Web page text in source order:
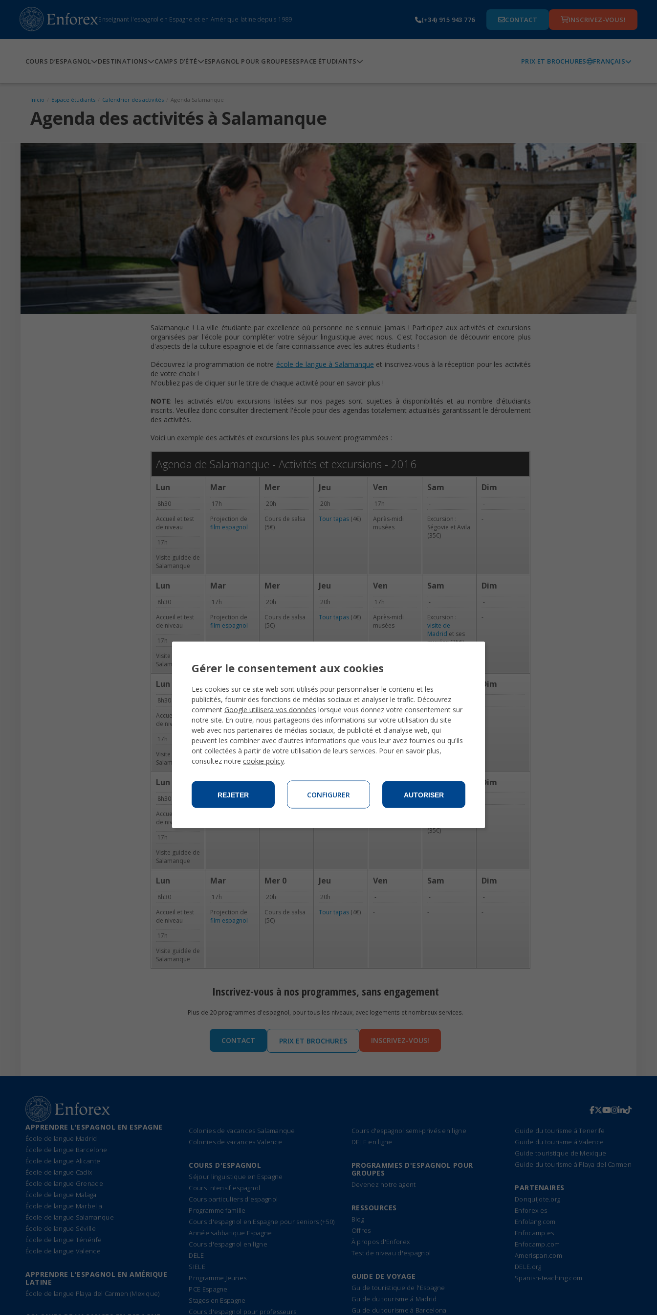
Enseignant l'espagnol en Espagne et en Amérique latine depuis 1989 (+34) 915 943 776 CONTACT INSCRIVEZ-VOUS!
COURS D’ESPAGNOL DESTINATIONS CAMPS D’ÉTÉ ESPAGNOL POUR GROUPESESPACE ÉTUDIANTS PRIX ET BROCHURES FRANÇAIS
Inicio Espace étudiants Calendrier des activités Agenda Salamanque
Agenda des activités à Salamanque
Salamanque ! La ville étudiante par excellence où personne ne s'ennuie jamais ! Participez aux activités et excursions
organisées par l'école pour compléter votre séjour linguistique avec nous. C'est l'occasion de découvrir encore plus
d'aspects de la culture espagnole et de faire connaissance avec les autres étudiants !
Découvrez la programmation de notre école de langue à Salamanque et inscrivez-vous à la réception pour les activités
de votre choix !
N'oubliez pas de cliquer sur le titre de chaque activité pour en savoir plus !
NOTE: les activités et/ou excursions listées sur nos pages sont sujettes à disponibilités et au nombre d'étudiants
inscrits. Veuillez donc consulter directement l'école pour des agendas totalement actualisés garantissant le déroulement
des activités.
Voici un exemple des activités et excursions les plus souvent programmées :
Agenda de Salamanque - Activités et excursions - 2016
Lun
8h30
Accueil et test
de niveau
17h
Visite guidée de
Salamanque
Mar
17h
Projection de
film espagnol
Mer
20h
Cours de salsa
(5€)
Jeu
20h
Tour tapas (4€)
Ven
17h
Après-midi
musées
Sam
-
Excursion :
Ségovie et Avila
(35€)
Dim
-
-
Lun
8h30
Accueil et test
de niveau
17h
Visite guidée de
Salamanque
Mar
17h
Projection de
film espagnol
Mer
20h
Cours de salsa
(5€)
Jeu
20h
Tour tapas (4€)
Ven
17h
Après-midi
musées
Sam
-
Excursion :
visite de
Madrid et ses
musées (35€)
Dim
-
-
Lun
8h30
Accueil et test
de niveau
17h
Visite guidée de
Salamanque
Mar
17h
Projection de
film espagnol
Mer
20h
Cours de salsa
(5€)
20h
Tour tapas
Ven
17h
musées
-
Excursion :
Sierra de
Francia (35€)
Dim
Lun
8h30
Accueil et test
de niveau
17h
Visite guidée de
Salamanque
Mar
17h
Mer Jeu
20h
Ven Sam
-
(35€)
Dim
Lun
8h30
Accueil et test
de niveau
17h
Visite guidée de
Salamanque
Mar
17h
Projection de
film espagnol
Mer 0
20h
Cours de salsa
(5€)
Jeu
20h
Tour tapas (4€)
Ven
-
-
Sam
-
-
Dim
-
-
Inscrivez-vous à nos programmes, sans engagement
Plus de 20 programmes d'espagnol, pour tous les niveaux, avec logements et nombreux services.
CONTACT PRIX ET BROCHURES INSCRIVEZ-VOUS!
APPRENDRE L'ESPAGNOL EN ESPAGNE
École de langue Madrid
École de langue Barcelone
École de langue Alicante
École de langue Cadix
École de langue Grenade
École de langue Malaga
École de langue Marbella
École de langue Salamanque
École de langue Séville
École de langue Ténérife
École de langue Valence
APPRENDRE L'ESPAGNOL EN AMÉRIQUE
LATINE
École de langue Playa del Carmen (Mexique)
Colonies de vacances Salamanque
Colonies de vacances Valence
COURS D'ESPAGNOL
Séjour linguistique en Espagne
Cours intensif espagnol
Cours particuliers d'espagnol
Programme famille
Cours d'espagnol en Espagne pour seniors (+50)
Année sabbatique Espagne
Cours d'espagnol en ligne
DELE
SIELE
Programme Jeunes
PCE Espagne
Stages en Espagne
Cours d'espagnol pour professeurs
Cours d'espagnol semi-privés en ligne
DELE en ligne
PROGRAMMES D'ESPAGNOL POUR
GROUPES
Devenez notre agent
RESSOURCES
Blog
Offres
À propos d'Enforex
Test de niveau d'espagnol
GUIDE DE VOYAGE
Guide touristique de l'Espagne
Guide du tourisme á Madrid
Guide du tourisme á Barcelona
Guide du tourisme á Tenerife
Guide du tourisme á Valence
Guide touristique de Mexique
Guide du tourisme á Playa del Carmen
PARTENAIRES
Donquijote.org
Enforex.es
Enfolang.com
Enfocamp.es
Enfocamp.com
Amerispan.com
DELE.org
Spanish-teaching.com
Gérer le consentement aux cookies
Les cookies sur ce site web sont utilisés pour personnaliser le contenu et les
publicités, fournir des fonctions de médias sociaux et analyser le trafic. Découvrez
comment Google utilisera vos données lorsque vous donnez votre consentement sur
notre site. En outre, nous partageons des informations sur votre utilisation du site
web avec nos partenaires de médias sociaux, de publicité et d'analyse web, qui
peuvent les combiner avec d'autres informations que vous leur avez fournies ou qu'ils
ont collectées à partir de votre utilisation de leurs services. Pour en savoir plus,
consultez notre cookie policy.
REJETER CONFIGURER AUTORISER